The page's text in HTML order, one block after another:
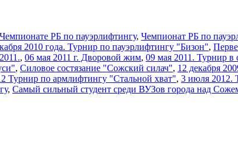
РБ по пауэрлифтингу, Чемпионат РБ по
2010 года. Турнир по пауэрлифтингу "Бизон",
, 06 мая 2011 г. Дворовой жим, 09 мая 2011. Турнир в
, Силовое состязание "Сожский силач", 12 декабря
Турнир по армлифтингу "Стальной хват", 3 июля 2012.
, Самый сильный студент среди ВУЗов города над